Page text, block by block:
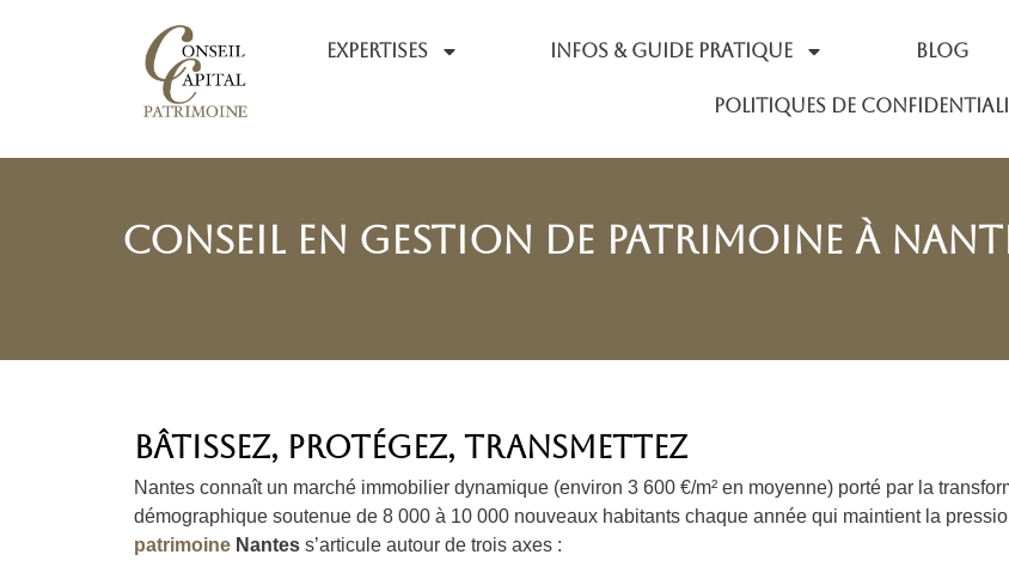
Expertises Infos & guide pratique Blog
politiques de
Conseil en gestion de patrimoine à
bâtissez, protégez, transmettez
Nantes connaît un marché immobilier dynamique (environ 3 600 €/m² en moyenne) porté par la
démographique soutenue de 8 000 à 10 000 nouveaux habitants chaque année qui maintient la
patrimoine Nantes s’articule autour de trois axes :